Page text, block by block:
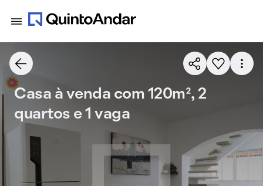
Casa à venda com 120m², 2
quartos e 1 vaga